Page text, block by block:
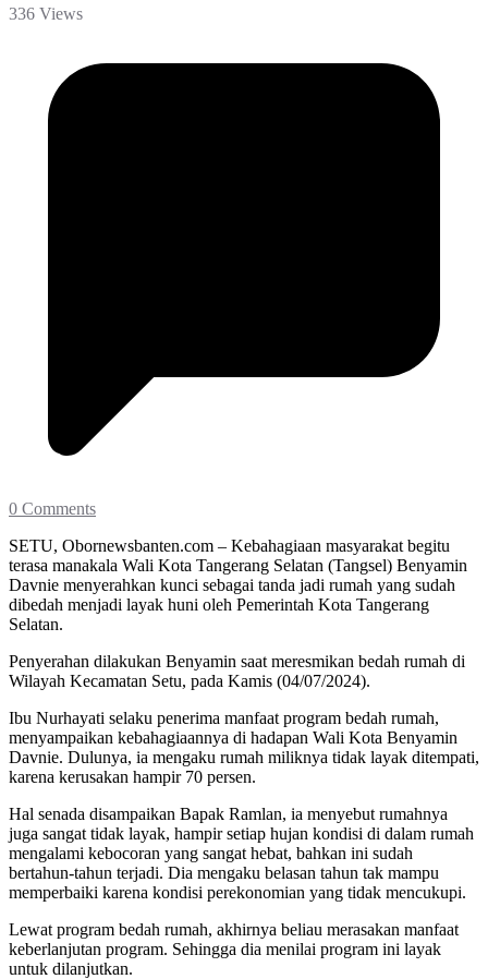
336 Views
0 Comments
SETU, Obornewsbanten.com – Kebahagiaan masyarakat begitu
terasa manakala Wali Kota Tangerang Selatan (Tangsel) Benyamin
Davnie menyerahkan kunci sebagai tanda jadi rumah yang sudah
dibedah menjadi layak huni oleh Pemerintah Kota Tangerang
Selatan.
Penyerahan dilakukan Benyamin saat meresmikan bedah rumah di
Wilayah Kecamatan Setu, pada Kamis (04/07/2024).
Ibu Nurhayati selaku penerima manfaat program bedah rumah,
menyampaikan kebahagiaannya di hadapan Wali Kota Benyamin
Davnie. Dulunya, ia mengaku rumah miliknya tidak layak ditempati,
karena kerusakan hampir 70 persen.
Hal senada disampaikan Bapak Ramlan, ia menyebut rumahnya
juga sangat tidak layak, hampir setiap hujan kondisi di dalam rumah
mengalami kebocoran yang sangat hebat, bahkan ini sudah
bertahun-tahun terjadi. Dia mengaku belasan tahun tak mampu
memperbaiki karena kondisi perekonomian yang tidak mencukupi.
Lewat program bedah rumah, akhirnya beliau merasakan manfaat
keberlanjutan program. Sehingga dia menilai program ini layak
untuk dilanjutkan.